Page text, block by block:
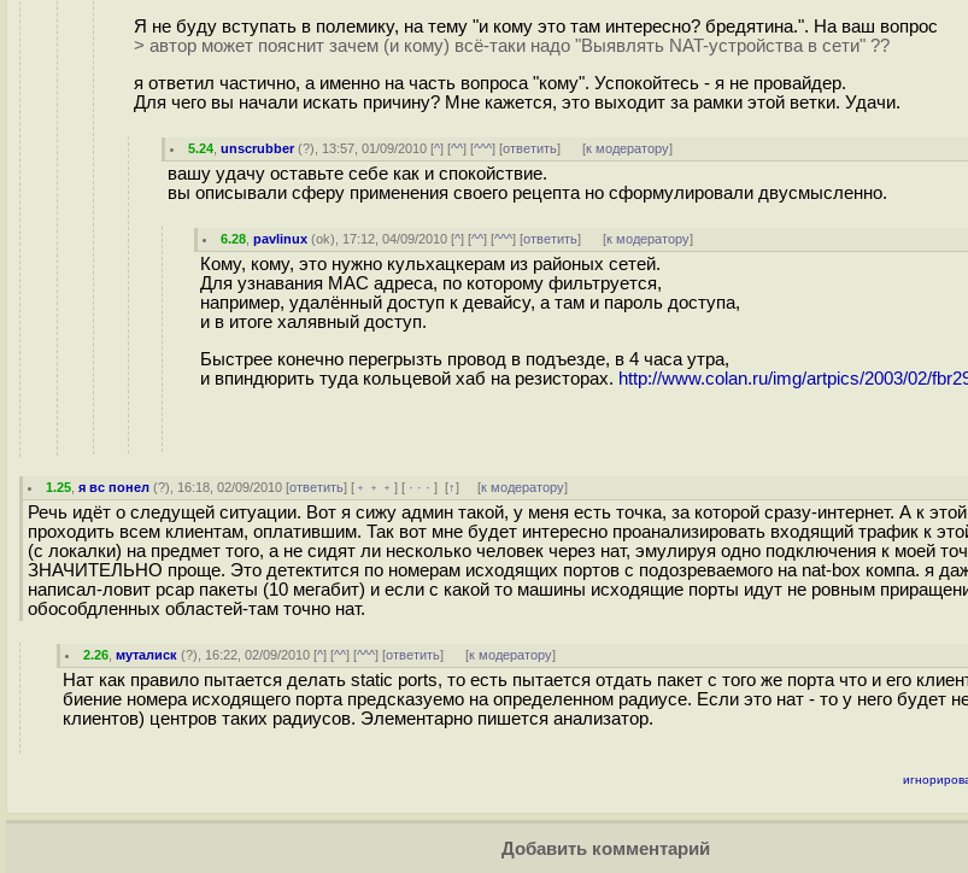
Я не буду вступать в полемику, на тему "и кому это там интересно? бредятина.". На ваш вопрос
> автор может пояснит зачем (и кому) всё-таки надо "Выявлять NAT-устройства в сети" ??
я ответил частично, а именно на часть вопроса "кому". Успокойтесь - я не провайдер.
Для чего вы начали искать причину? Мне кажется, это выходит за рамки этой ветки. Удачи.
5.24 ,unscrubber(?), 13:57, 01/09/2010 [^] [^^] [^^^] [ответить] [к модератору]
вашу удачу оставьте себе как и спокойствие.
вы описывали сферу применения своего рецепта но сформулировали двусмысленно.
6.28 ,pavlinux (ok), 17:12, 04/09/2010 [^] [^^] [^^^] [ответить] [к модератору]
Кому, кому, это нужно кульхацкерам из районых сетей.
Для узнавания MAC адреса, по которому фильтруется,
например, удалённый доступ к девайсу, а там и пароль доступа,
и в итоге халявный доступ.
Быстрее конечно перегрызть провод в подъезде, в 4 часа утра,
и впиндюрить туда кольцевой хаб на резисторах. http://www.colan.ru/img/artpics/2003/02/
1.25 ,я вс понел (?), 16:18, 02/09/2010 [ответить] [ ﹢﹢﹢] [ · · ·][↑] [к модератору]
Речь идёт о следущей ситуации. Вот я сижу админ такой, у меня есть точка, за которой сразу-интернет. А к
проходить всем клиентам, оплатившим. Так вот мне будет интересно проанализировать входящий трафик к
(с локалки) на предмет того, а не сидят ли несколько человек через нат, эмулируя одно подключения к моей
ЗНАЧИТЕЛЬНО проще. Это детектится по номерам исходящих портов с подозреваемого на nat-box компа. я
написал-ловит pcap пакеты (10 мегабит) и если с какой то машины исходящие порты идут не ровным
обособдленных областей-там точно нат.
2.26 ,муталиск (?), 16:22, 02/09/2010 [^] [^^] [^^^] [ответить] [к модератору]
Нат как правило пытается делать static ports, то есть пытается отдать пакет с того же порта что и его
биение номера исходящего порта предсказуемо на определенном радиусе. Если это нат - то у него будет
клиентов) центров таких радиусов. Элементарно пишется анализатор.
Добавить комментарий